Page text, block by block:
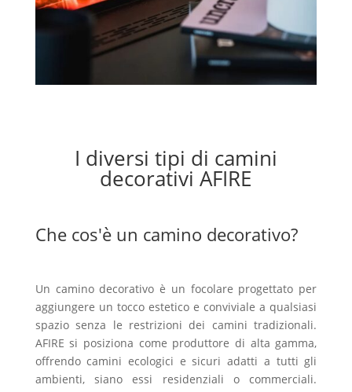
I diversi tipi di camini
decorativi AFIRE
Che cos'è un camino decorativo?
Un camino decorativo è un focolare progettato per
aggiungere un tocco estetico e conviviale a qualsiasi
spazio senza le restrizioni dei camini tradizionali.
AFIRE si posiziona come produttore di alta gamma,
offrendo camini ecologici e sicuri adatti a tutti gli
ambienti, siano essi residenziali o commerciali.